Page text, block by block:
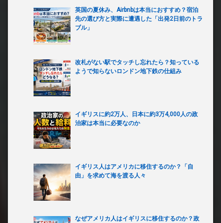
英国の夏休み、Airbnbは本当におすすめ？宿泊
先の選び方と実際に遭遇した「出発2日前のトラ
ブル」
改札がない駅でタッチし忘れたら？知っている
ようで知らないロンドン地下鉄の仕組み
イギリスに約2万人、日本に約3万4,000人の政
治家は本当に必要なのか
イギリス人はアメリカに移住するのか？「自
由」を求めて海を渡る人々
なぜアメリカ人はイギリスに移住するのか？政